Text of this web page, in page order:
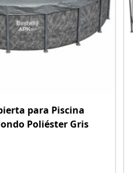
para Piscina
Poliéster Gris